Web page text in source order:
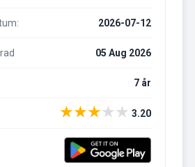
2026-07-12
05 Aug 2026
7 år
★★★★★ 3.20